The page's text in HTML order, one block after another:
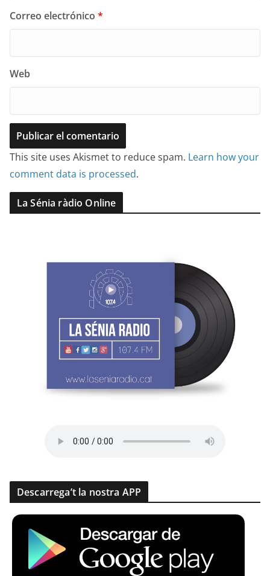
Correo electrónico *
Web
This site uses Akismet to reduce spam. Learn how your
comment data is processed.
La Sénia ràdio Online
Descarrega’t la nostra APP